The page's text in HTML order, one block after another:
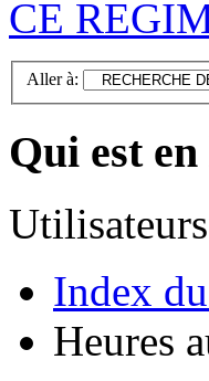
CE
Aller à:
Qui est
Index
Heures